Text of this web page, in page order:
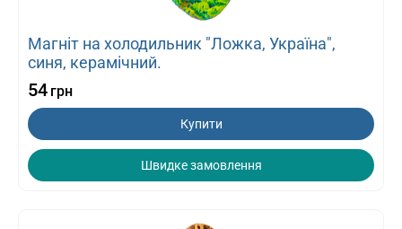
Магніт на холодильник "Ложка, Україна",
синя, керамічний.
54 грн
Купити
Швидке замовлення